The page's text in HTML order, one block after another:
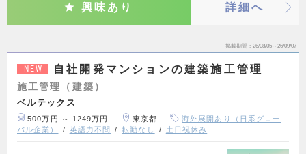
興味あり 詳細へ
掲載期間 26/08/05～26/09/07
NEW 自社開発マンションの建築施工管理
施工管理（建築）
ベルテックス
500万円 ～ 1249万円 東京都
海外展開あり（日系グロー
バル企業）
英語力不問 転勤なし 土日祝休み